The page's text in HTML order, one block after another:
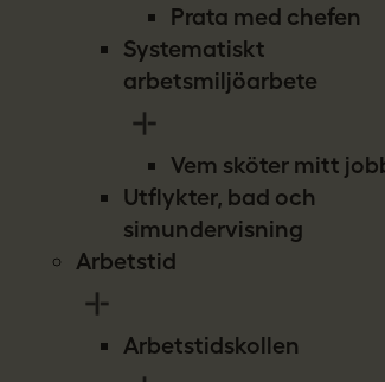
Prata med chefen
Systematiskt
arbetsmiljöarbete
Vem sköter mitt
Utflykter, bad och
simundervisning
Arbetstid
Arbetstidskollen